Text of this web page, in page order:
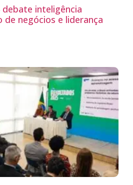
debate inteligência
de negócios e liderança